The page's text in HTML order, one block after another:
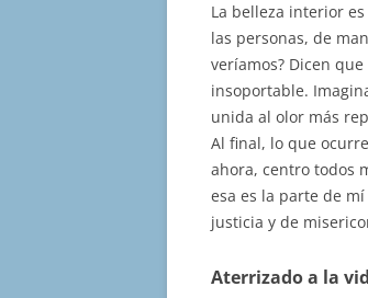
La belleza interior
las personas, de
veríamos? Dicen
insoportable.
unida al olor más
Al final, lo que
ahora, centro todos
esa es la parte de
justicia y de
Aterrizado a la